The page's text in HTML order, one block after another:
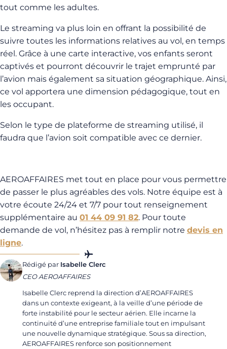
tout comme les adultes.
Le streaming va plus loin en offrant la possibilité de
suivre toutes les informations relatives au vol, en temps
réel. Grâce à une carte interactive, vos enfants seront
captivés et pourront découvrir le trajet emprunté par
l’avion mais également sa situation géographique. Ainsi,
ce vol apportera une dimension pédagogique, tout en
les occupant.
Selon le type de plateforme de streaming utilisé, il
faudra que l’avion soit compatible avec ce dernier.
AEROAFFAIRES met tout en place pour vous permettre
de passer le plus agréables des vols. Notre équipe est à
votre écoute 24/24 et 7/7 pour tout renseignement
supplémentaire au 01 44 09 91 82. Pour toute
demande de vol, n’hésitez pas à remplir notre devis en
ligne.
Rédigé par Isabelle Clerc
CEO AEROAFFAIRES
Isabelle Clerc reprend la direction d’AEROAFFAIRES
dans un contexte exigeant, à la veille d’une période de
forte instabilité pour le secteur aérien. Elle incarne la
continuité d’une entreprise familiale tout en impulsant
une nouvelle dynamique stratégique. Sous sa direction,
AEROAFFAIRES renforce son positionnement